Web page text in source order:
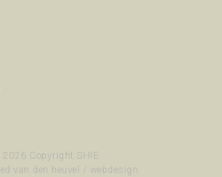
Copyright SHIE
ed van den heuvel / webdesign